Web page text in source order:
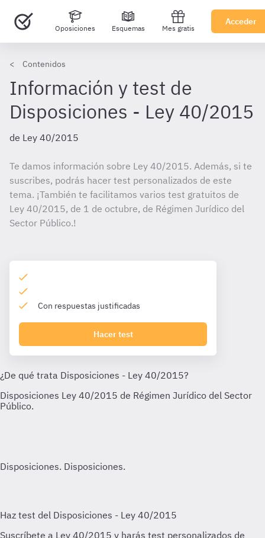
Oposiciones Esquemas Mes gratis
Acceder
Contenidos
Información y test de
Disposiciones - Ley 40/2015
de Ley 40/2015
Te damos información sobre Ley 40/2015. Además, si te
suscribes, podrás hacer test personalizados de este
tema. ¡También te facilitamos varios test gratuitos de
Ley 40/2015, de 1 de octubre, de Régimen Jurídico del
Sector Público.!
Con respuestas justificadas
Hacer test
Disposiciones. Disposiciones.